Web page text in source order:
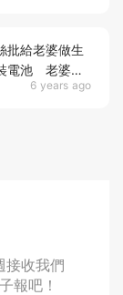
6 years ago
批給老婆做生
電池 老婆不
這個身份
接收我們
報吧！